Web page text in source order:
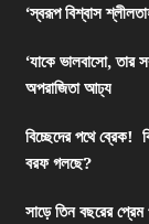
‘স্বরূপ বিশ্বাস
‘যাকে ভালবাসো, তার
অপরাজিতা আঢ্য
বিচ্ছেদের পথে ব্রেক!
বরফ গলছে?
সাড়ে তিন বছরের